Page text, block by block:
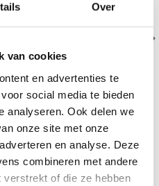
Over
van cookies
en advertenties te
social media te bieden
analyseren. Ook delen we
onze site met onze
en analyse. Deze
combineren met andere
verstrekt of die ze hebben